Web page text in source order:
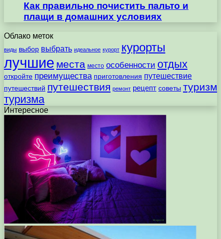
Как правильно почистить пальто и
плащи в домашних условиях
Облако меток
виды выбор выбрать идеальное курорт курорты
лучшие места место особенности отдых
откройте преимущества приготовления путешествие
путешествий путешествия ремонт рецепт советы туризм
туризма
Интересное